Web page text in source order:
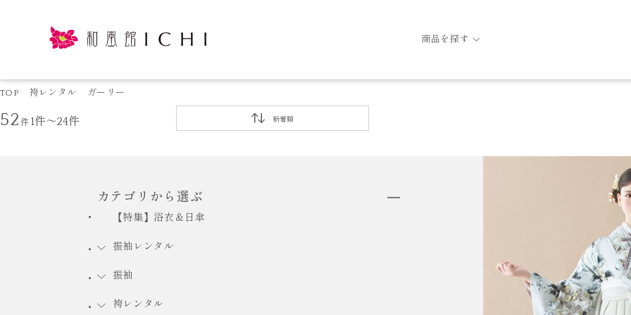
商品を探す
TOP 袴レンタル ガーリー
52 件1件～24件 新着順
カテゴリから選ぶ
【特集】浴衣＆日傘
振袖レンタル
振袖
袴レンタル